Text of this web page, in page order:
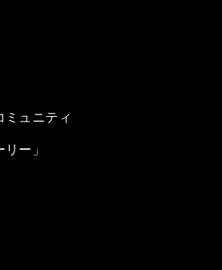
ミュニティ
ー」